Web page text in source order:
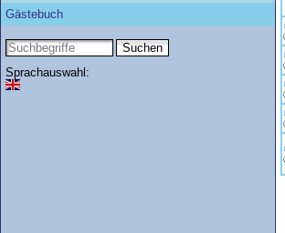
Gästebuch
Sprachauswahl: